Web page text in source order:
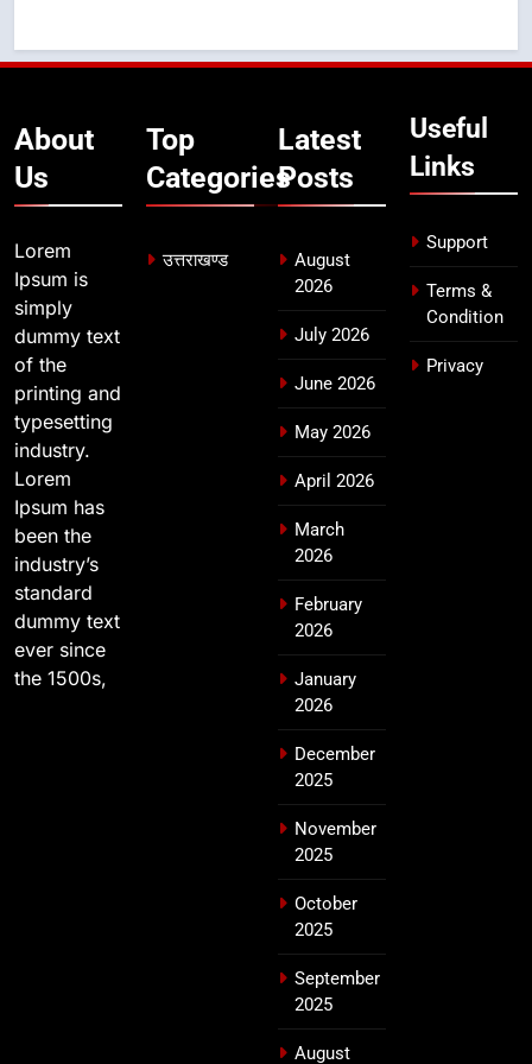
भारी बारिश का अलर्ट! 6 अगस्त को
About
Us
Lorem
Ipsum is
simply
dummy text
of the
printing and
typesetting
industry.
Lorem
Ipsum has
been the
industry’s
standard
dummy text
ever since
the 1500s,
Top
Categories
उत्तराखण्ड
Latest
Posts
August
2026
July 2026
June 2026
May 2026
April 2026
March
2026
February
2026
January
2026
December
2025
November
2025
October
2025
September
2025
August
Useful
Links
Support
Terms &
Condition
Privacy